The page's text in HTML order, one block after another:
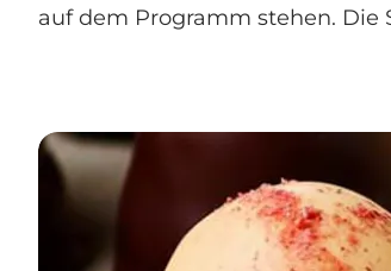
auf dem Programm stehen. Die